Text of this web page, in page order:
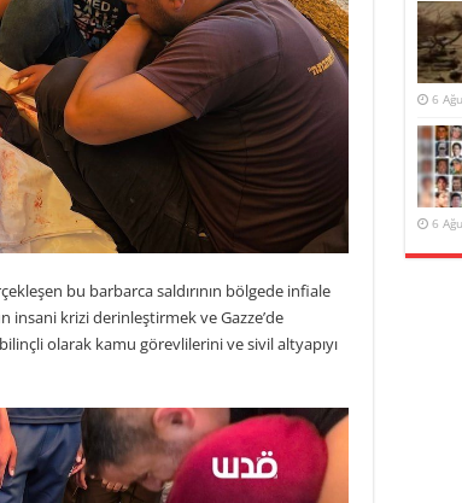
bu barbarca saldırının bölgede infiale
insani krizi derinleştirmek ve Gazze’de
olarak kamu görevlilerini ve sivil altyapıyı
6
6